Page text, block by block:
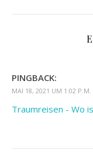
PINGBACK:
MAI 18, 2021 UM 1:02 P.M.
Traumreisen - Wo